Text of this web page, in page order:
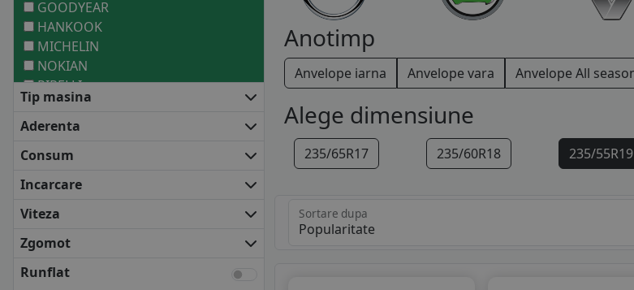
GOODYEAR
HANKOOK
MICHELIN
NOKIAN
PIRELLI
ANVELOPE MEDII
BARUM
DEBICA
FALKEN
FULDA
KLEBER
MATADOR
Tip masina
Aderenta
Consum
Incarcare
Viteza
Zgomot
Runflat
Anotimp
Anvelope iarna Anvelope vara Anvelope All
Alege dimensiune
235/65R17 235/60R18 235/55R19
Sortare dupa